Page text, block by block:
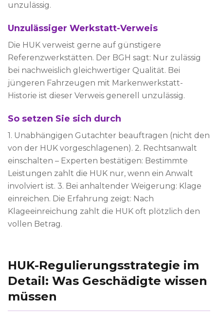
unzulässig.
Unzulässiger Werkstatt-Verweis
Die HUK verweist gerne auf günstigere
Referenzwerkstätten. Der BGH sagt: Nur zulässig
bei nachweislich gleichwertiger Qualität. Bei
jüngeren Fahrzeugen mit Markenwerkstatt-
Historie ist dieser Verweis generell unzulässig.
So setzen Sie sich durch
1. Unabhängigen Gutachter beauftragen (nicht den
von der HUK vorgeschlagenen). 2. Rechtsanwalt
einschalten – Experten bestätigen: Bestimmte
Leistungen zahlt die HUK nur, wenn ein Anwalt
involviert ist. 3. Bei anhaltender Weigerung: Klage
einreichen. Die Erfahrung zeigt: Nach
Klageeinreichung zahlt die HUK oft plötzlich den
vollen Betrag.
HUK-Regulierungsstrategie im
Detail: Was Geschädigte wissen
müssen